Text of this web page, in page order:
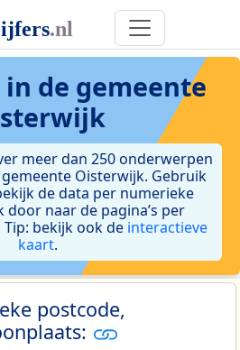
in de gemeente
meer dan 250 onderwerpen
Oisterwijk. Gebruik
de data per numerieke
door naar de pagina’s per
bekijk ook de interactieve
kaart.
postcode,